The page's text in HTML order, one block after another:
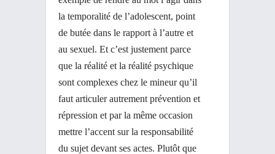
la temporalité de l’adolescent, point
de butée dans le rapport à l’autre et
au sexuel. Et c’est justement parce
que la réalité et la réalité psychique
sont complexes chez le mineur qu’il
faut articuler autrement prévention et
répression et par la même occasion
mettre l’accent sur la responsabilité
du sujet devant ses actes. Plutôt que